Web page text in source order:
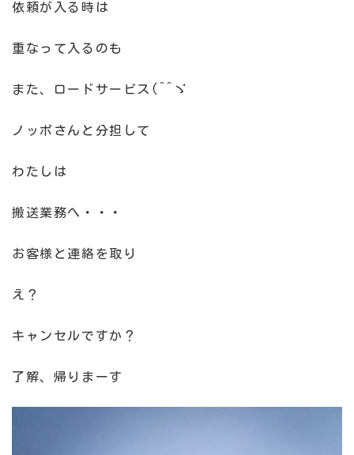
依頼が入る時は
重なって入るのも
また、ロードサービス(^^ゞ
ノッポさんと分担して
わたしは
搬送業務へ・・・
お客様と連絡を取り
え？
キャンセルですか？
了解、帰りまーす